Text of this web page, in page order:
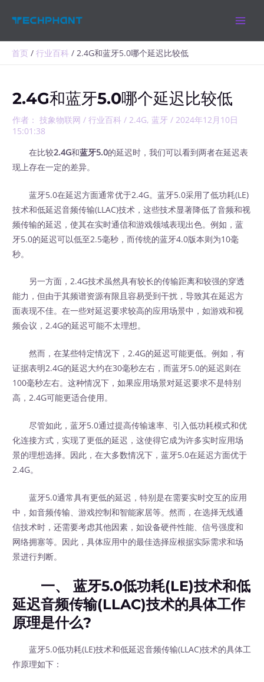
首页 行业百科 2.4G和蓝牙5.0哪个延迟比较低
2.4G和蓝牙5.0哪个延迟比较低
作者： 技象物联网/行业百科 /2.4G,蓝牙 /2024年12月10日
15:01:38
在比较2.4G和蓝牙5.0的延迟时，我们可以看到两者在延迟表
现上存在一定的差异。
蓝牙5.0在延迟方面通常优于2.4G。蓝牙5.0采用了低功耗(LE)
技术和低延迟音频传输(LLAC)技术，这些技术显著降低了音频和视
频传输的延迟，使其在实时通信和游戏领域表现出色。例如，蓝
牙5.0的延迟可以低至2.5毫秒，而传统的蓝牙4.0版本则为10毫
秒。
另一方面，2.4G技术虽然具有较长的传输距离和较强的穿透
能力，但由于其频谱资源有限且容易受到干扰，导致其在延迟方
面表现不佳。在一些对延迟要求较高的应用场景中，如游戏和视
频会议，2.4G的延迟可能不太理想。
然而，在某些特定情况下，2.4G的延迟可能更低。例如，有
证据表明2.4G的延迟大约在30毫秒左右，而蓝牙5.0的延迟则在
100毫秒左右。这种情况下，如果应用场景对延迟要求不是特别
高，2.4G可能更适合使用。
尽管如此，蓝牙5.0通过提高传输速率、引入低功耗模式和优
化连接方式，实现了更低的延迟，这使得它成为许多实时应用场
景的理想选择。因此，在大多数情况下，蓝牙5.0在延迟方面优于
2.4G。
蓝牙5.0通常具有更低的延迟，特别是在需要实时交互的应用
中，如音频传输、游戏控制和智能家居等。然而，在选择无线通
信技术时，还需要考虑其他因素，如设备硬件性能、信号强度和
网络拥塞等。因此，具体应用中的最佳选择应根据实际需求和场
景进行判断。
一、 蓝牙5.0低功耗(LE)技术和低
延迟音频传输(LLAC)技术的具体工作
原理是什么?
蓝牙5.0低功耗(LE)技术和低延迟音频传输(LLAC)技术的具体工
作原理如下：